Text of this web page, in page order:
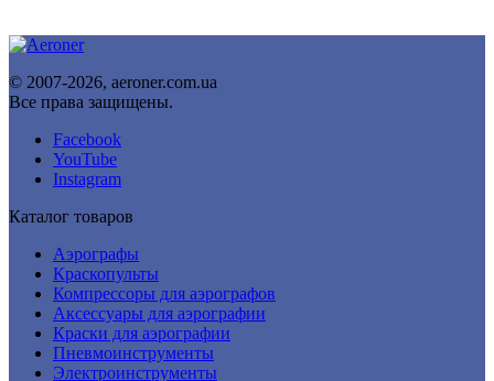
© 2007-2026, aeroner.com.ua
Все права защищены.
Facebook
YouTube
Instagram
Каталог товаров
Аэрографы
Краскопульты
Компрессоры для аэрографов
Аксессуары для аэрографии
Краски для аэрографии
Пневмоинструменты
Электроинструменты